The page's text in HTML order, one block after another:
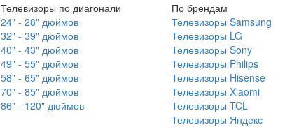
Телевизоры по диагонали
24" - 28" дюймов
32" - 39" дюймов
40" - 43" дюймов
49" - 55" дюймов
58" - 65" дюймов
70" - 85" дюймов
86" - 120" дюймов
По брендам
Телевизоры Samsung
Телевизоры LG
Телевизоры Sony
Телевизоры Philips
Телевизоры Hisense
Телевизоры Xiaomi
Телевизоры TCL
Телевизоры Яндекс